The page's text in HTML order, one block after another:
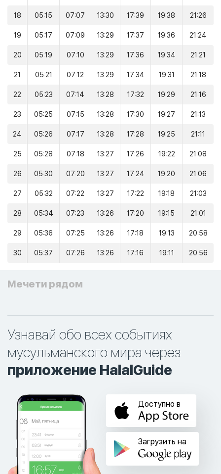
18 05:15 07:07 13:30 17:39 19:38 21:26
19 05:17 07:09 13:29 17:37 19:36 21:24
20 05:19 07:10 13:29 17:36 19:34 21:21
21 05:21 07:12 13:29 17:34 19:31 21:18
22 05:23 07:14 13:28 17:32 19:29 21:16
23 05:25 07:15 13:28 17:30 19:27 21:13
24 05:26 07:17 13:28 17:28 19:25 21:11
25 05:28 07:18 13:27 17:26 19:22 21:08
26 05:30 07:20 13:27 17:24 19:20 21:06
27 05:32 07:22 13:27 17:22 19:18 21:03
28 05:34 07:23 13:26 17:20 19:15 21:01
29 05:36 07:25 13:26 17:18 19:13 20:58
30 05:37 07:26 13:26 17:16 19:11 20:56
Мечети рядом
Узнавай обо всех событиях
мусульманского мира через
приложение HalalGuide
Доступно в
Загрузить на